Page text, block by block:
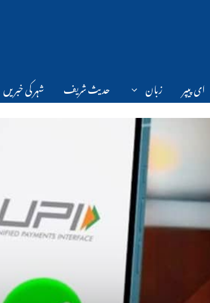
ای پیپر زبان حدیث شریف شہر کی خبریں